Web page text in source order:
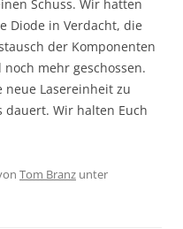
Schuss. Wir hatten
Diode in Verdacht, die
der Komponenten
mehr geschossen.
neue Lasereinheit zu
dauert. Wir halten Euch
Tom Branz unter